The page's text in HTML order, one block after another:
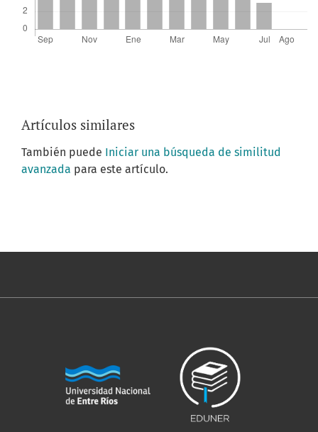
Artículos similares
También puede Iniciar una búsqueda de similitud
avanzada para este artículo.